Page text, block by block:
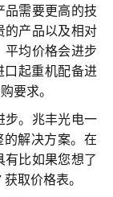
需要更高的技
的产品以及相对
均价格会进步
起重机配备进
要求。
步。兆丰光电一
解决方案。在
比如果您想了
取价格表。